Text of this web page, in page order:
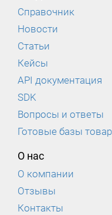
Справочник
Новости
Статьи
Кейсы
API документация
SDK
Вопросы и ответы
Готовые базы
О нас
О компании
Отзывы
Контакты